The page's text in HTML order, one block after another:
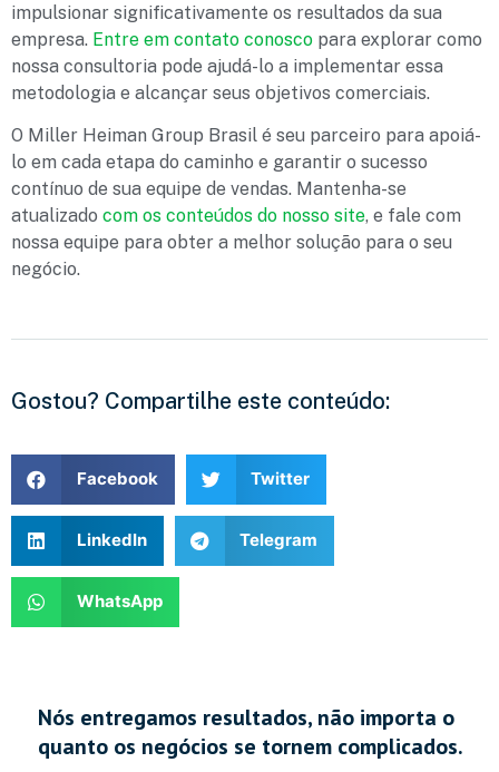
impulsionar significativamente os resultados da sua
empresa. Entre em contato conosco para explorar como
nossa consultoria pode ajudá-lo a implementar essa
metodologia e alcançar seus objetivos comerciais.
O Miller Heiman Group Brasil é seu parceiro para apoiá-
lo em cada etapa do caminho e garantir o sucesso
contínuo de sua equipe de vendas. Mantenha-se
atualizado com os conteúdos do nosso site, e fale com
nossa equipe para obter a melhor solução para o seu
negócio.
Gostou? Compartilhe este conteúdo:
Facebook Twitter
LinkedIn Telegram
WhatsApp
Nós entregamos resultados, não importa o
quanto os negócios se tornem complicados.